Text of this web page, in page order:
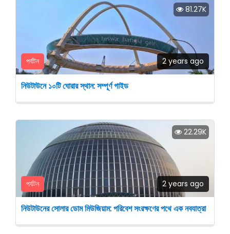
81.27K
পর্যটন 2 years ago
নিউটাউনে ১০টি ঘোরার স্থান: সম্পূর্ণ গাইড
22.29K
পর্যটন 2 years ago
নিউটাউনের সোলার ডোম মিউজিয়াম: পরিবেশ সংরক্ষণের পথে এক নবযাত্রা